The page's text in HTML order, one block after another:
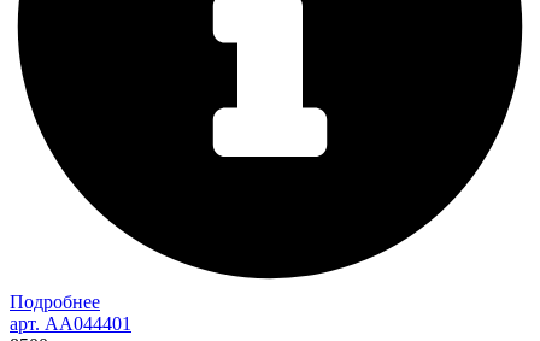
Подробнее
арт. AA044401